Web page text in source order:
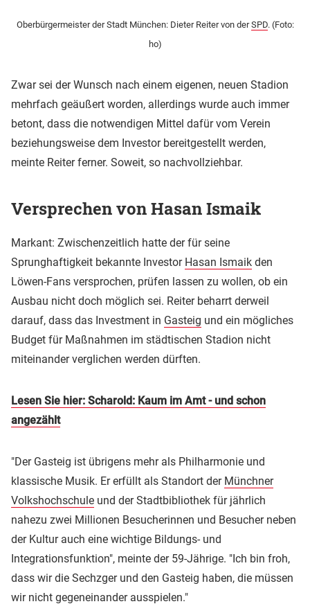
Oberbürgermeister der Stadt München: Dieter Reiter von derSPD. (Foto:
ho)
Zwar sei der Wunsch nach einem eigenen, neuen Stadion
mehrfach geäußert worden, allerdings wurde auch immer
betont, dass die notwendigen Mittel dafür vom Verein
beziehungsweise dem Investor bereitgestellt werden,
meinte Reiter ferner. Soweit, so nachvollziehbar.
Versprechen von Hasan Ismaik
Markant: Zwischenzeitlich hatte der für seine
Sprunghaftigkeit bekannte Investor Hasan Ismaik den
Löwen-Fans versprochen, prüfen lassen zu wollen, ob ein
Ausbau nicht doch möglich sei. Reiter beharrt derweil
darauf, dass das Investment in Gasteig und ein mögliches
Budget für Maßnahmen im städtischen Stadion nicht
miteinander verglichen werden dürften.
Lesen Sie hier: Scharold: Kaum im Amt - und schon
angezählt
"Der Gasteig ist übrigens mehr als Philharmonie und
klassische Musik. Er erfüllt als Standort der Münchner
Volkshochschule und der Stadtbibliothek für jährlich
nahezu zwei Millionen Besucherinnen und Besucher neben
der Kultur auch eine wichtige Bildungs- und
Integrationsfunktion", meinte der 59-Jährige. "Ich bin froh,
dass wir die Sechzger und den Gasteig haben, die müssen
wir nicht gegeneinander ausspielen."